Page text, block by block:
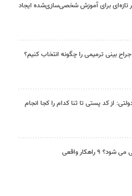
تازه‌ای برای آموزش شخصی‌سازی‌شده ایجاد
بینی ترمیمی را چگونه انتخاب کنیم؟
از کد پستی تا ثنا کدام را کجا انجام
راهکار واقعی